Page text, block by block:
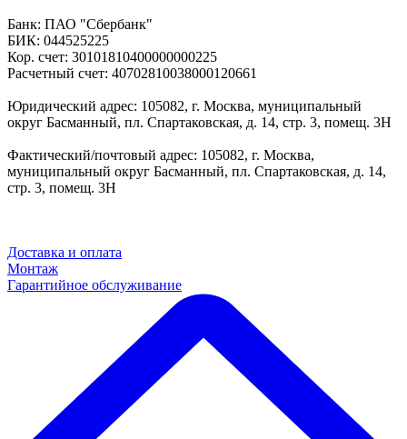
Банк: ПАО "Сбербанк"
БИК: 044525225
Кор. счет: 30101810400000000225
Расчетный счет: 40702810038000120661
Юридический адрес: 105082, г. Москва, муниципальный
округ Басманный, пл. Спартаковская, д. 14, стр. 3, помещ. 3Н
Фактический/почтовый адрес: 105082, г. Москва,
муниципальный округ Басманный, пл. Спартаковская, д. 14,
стр. 3, помещ. 3Н
Доставка и оплата
Монтаж
Гарантийное обслуживание